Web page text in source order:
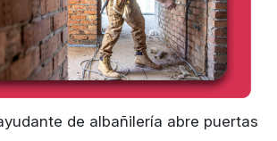
de albañilería abre puertas